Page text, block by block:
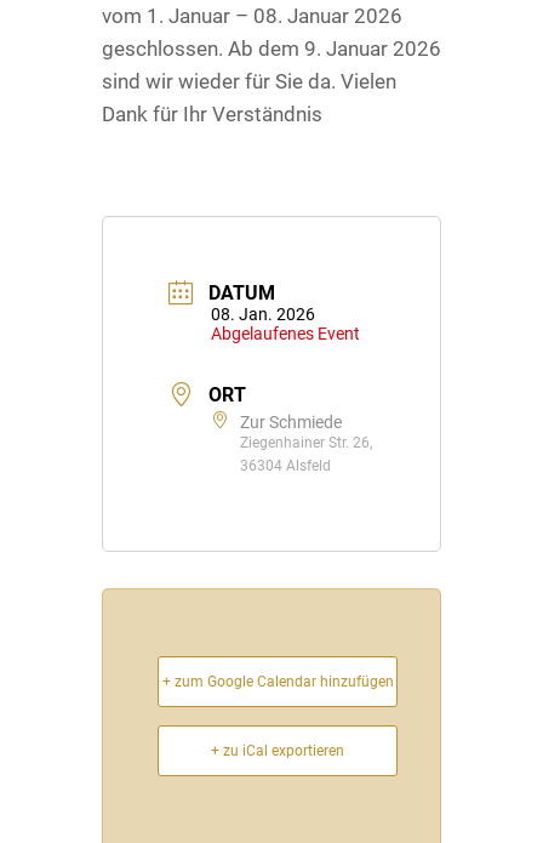
vom 1. Januar – 08. Januar 2026
geschlossen. Ab dem 9. Januar 2026
sind wir wieder für Sie da. Vielen
Dank für Ihr Verständnis
DATUM
08. Jan. 2026
Abgelaufenes Event
ORT
Zur Schmiede
Ziegenhainer Str. 26,
36304 Alsfeld
+ zum Google Calendar hinzufügen
+ zu iCal exportieren